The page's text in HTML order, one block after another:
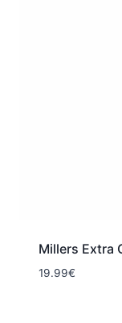
Millers Extra
19.99€